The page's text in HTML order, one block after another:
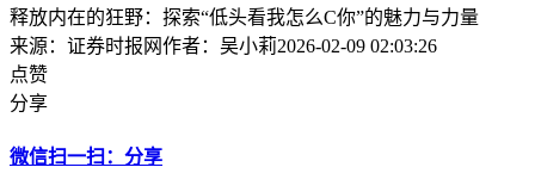
释放内在的狂野：探索“低头看我怎么C你”的魅力与力量
来源：证券时报网作者：吴小莉2026-02-09 02:03:26
点赞
分享
微信扫一扫：分享